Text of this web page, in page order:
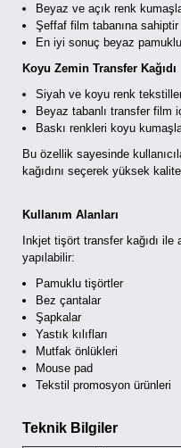
Beyaz ve açık renk
Şeffaf film tabanına sahiptir
En iyi sonuç beyaz
Koyu Zemin Transfer Kağıdı
Siyah ve koyu renk
Beyaz tabanlı transfer film
Baskı renkleri koyu
Bu özellik sayesinde
kağıdını seçerek yüksek
Kullanım Alanları
Inkjet tişört transfer kağıdı ile
yapılabilir:
Pamuklu tişörtler
Bez çantalar
Şapkalar
Yastık kılıfları
Mutfak önlükleri
Mouse pad
Tekstil promosyon ürünleri
Teknik Bilgiler